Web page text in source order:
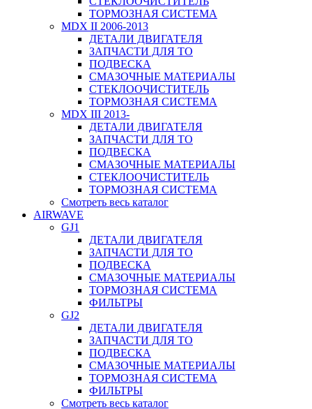
ТОРМОЗНАЯ СИСТЕМА
MDX II 2006-2013
ДЕТАЛИ ДВИГАТЕЛЯ
ЗАПЧАСТИ ДЛЯ ТО
ПОДВЕСКА
СМАЗОЧНЫЕ МАТЕРИАЛЫ
СТЕКЛООЧИСТИТЕЛЬ
ТОРМОЗНАЯ СИСТЕМА
MDX III 2013-
ДЕТАЛИ ДВИГАТЕЛЯ
ЗАПЧАСТИ ДЛЯ ТО
ПОДВЕСКА
СМАЗОЧНЫЕ МАТЕРИАЛЫ
СТЕКЛООЧИСТИТЕЛЬ
ТОРМОЗНАЯ СИСТЕМА
Смотреть весь каталог
AIRWAVE
GJ1
ДЕТАЛИ ДВИГАТЕЛЯ
ЗАПЧАСТИ ДЛЯ ТО
ПОДВЕСКА
СМАЗОЧНЫЕ МАТЕРИАЛЫ
ТОРМОЗНАЯ СИСТЕМА
ФИЛЬТРЫ
GJ2
ДЕТАЛИ ДВИГАТЕЛЯ
ЗАПЧАСТИ ДЛЯ ТО
ПОДВЕСКА
СМАЗОЧНЫЕ МАТЕРИАЛЫ
ТОРМОЗНАЯ СИСТЕМА
ФИЛЬТРЫ
Смотреть весь каталог